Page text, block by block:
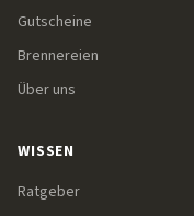
Gutscheine
Brennereien
Über uns
WISSEN
Ratgeber